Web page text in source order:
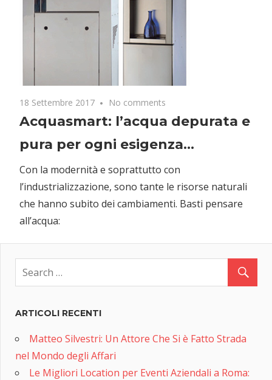
18 Settembre 2017 No comments
Acquasmart: l’acqua depurata e
pura per ogni esigenza…
Con la modernità e soprattutto con
l’industrializzazione, sono tante le risorse naturali
che hanno subito dei cambiamenti. Basti pensare
all’acqua:
ARTICOLI RECENTI
Matteo Silvestri: Un Attore Che Si è Fatto Strada
nel Mondo degli Affari
Le Migliori Location per Eventi Aziendali a Roma: